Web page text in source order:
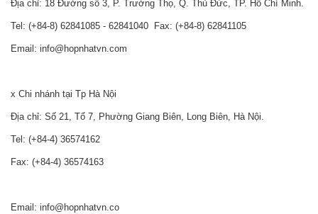
Địa chỉ: 18 Đường số 3, P. Trường Thọ, Q. Thủ Đức, TP. Hồ Chí Minh.
Tel: (+84-8) 62841085 - 62841040 Fax: (+84-8) 62841105
Email: info@hopnhatvn.com
x Chi nhánh tại Tp Hà Nội
Địa chỉ: Số 21, Tổ 7, Phường Giang Biên, Long Biên, Hà Nội.
Tel: (+84-4) 36574162
Fax: (+84-4) 36574163
Email: info@hopnhatvn.co